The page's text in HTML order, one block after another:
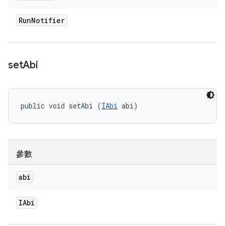
RunNotifier
setAbi
public void setAbi (IAbi abi)
參數
abi
IAbi